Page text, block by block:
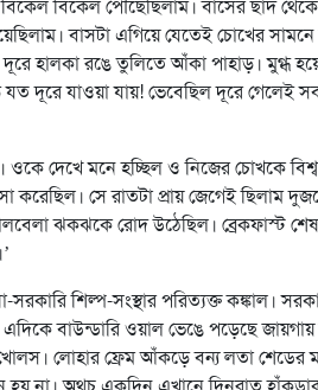
বিকেল পৌঁছেছিলাম। বাসের ছাদ থেকে
বাসটা এগিয়ে যেতেই চোখের
হালকা রঙে তুলিতে আঁকা পাহাড়। মুগ্ধ
দূরে যাওয়া যায়! ভেবেছিল দূরে গেলেই
দেখে মনে হচ্ছিল ও নিজের চোখকে
সে রাতটা প্রায় জেগেই ছিলাম
ঝকঝকে রোদ উঠেছিল। ব্রেকফাস্ট
শিল্প-সংস্থার পরিত্যক্ত কঙ্কাল।
বাউন্ডারি ওয়াল ভেঙে পড়েছে
লোহার ফ্রেম আঁকড়ে বন্য লতা শেডের